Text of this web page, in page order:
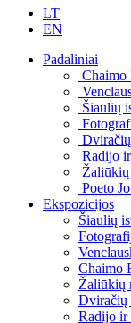
LT
EN
Padaliniai
Chaimo
Šiaulių
Radijo
Žaliūkių
Poeto
Ekspozicijos
Šiaulių
Chaimo
Žaliūkių
Dviračių
Radijo ir